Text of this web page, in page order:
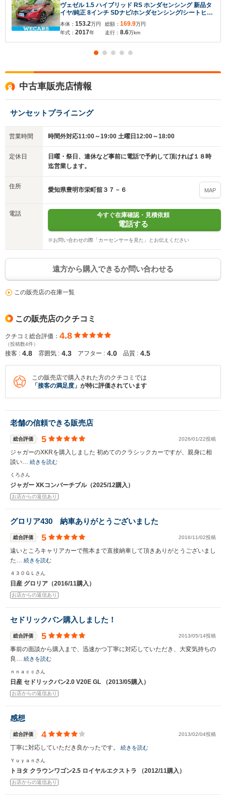
ヴェゼル 1.5 ハイブリッド RS ホンダセンシング 新品タ
イヤ/純正 8インチ SDナビ/ホンダセンシング/シートヒー
ター/車線逸脱防止支援システム/シート ハーフレザー/ド
ライブレコーダー 前後/ヘッドランプ LED/Bluetooth接
続
本体： 153.2万円
年式： 2017年
総額： 169.9万円
走行： 8.6万km
中古車販売店情報
サンセットプライニング
営業時間 時間外対応11:00～19:00 土曜日12:00～18:00
定休日
日曜・祭日、連休など事前に電話で予約して頂ければ１８時
迄営業します。
住所 愛知県豊明市栄町舘３７－６ MAP
電話 今すぐ在庫確認・見積依頼
電話する
※お問い合わせの際「カーセンサーを見た」とお伝えください
遠方から購入できるか問い合わせる
この販売店の在庫一覧
この販売店のクチコミ
クチコミ総合評価： 4.8
（投稿数4件）
接客 : 4.8 雰囲気 : 4.3 アフター : 4.0 品質 : 4.5
この販売店で購入された方のクチコミでは
「 接客の満足度 」が特に評価されています
老舗の信頼できる販売店
総合評価 5 2026/01/22投稿
ジャガーのXKRを購入しました 初めてのクラシックカーですが、親身に相
談い… 続きを読む
くろさん
ジャガー XKコンバーチブル（2025/12購入）
お店からの返信あり
グロリア430 納車ありがとうございました
総合評価 5 2016/11/02投稿
遠いところキャリアカーで熊本まで直接納車して頂きありがとうございまし
た… 続きを読む
４３０ＧＬさん
日産 グロリア（2016/11購入）
お店からの返信あり
セドリックバン購入しました！
総合評価 5 2013/05/14投稿
事前の面談から購入まで、迅速かつ丁寧に対応していただき、大変気持ちの
良… 続きを読む
ｎｎａｃｃさん
日産 セドリックバン2.0 V20E GL （2013/05購入）
お店からの返信あり
感想
総合評価 4 2013/02/04投稿
丁寧に対応していただき良かったです。 続きを読む
Ｙｕｙａｎさん
トヨタ クラウンワゴン2.5 ロイヤルエクストラ （2012/11購入）
お店からの返信あり
入力途中の情報を保存しますか？
※保存された情報は
90日で破棄されます
いいえ